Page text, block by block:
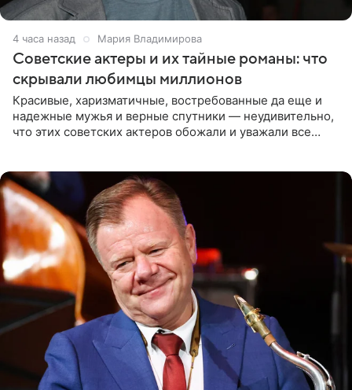
4 часа назад Мария Владимирова
Советские актеры и их тайные романы: что
скрывали любимцы миллионов
Красивые, харизматичные, востребованные да еще и
надежные мужья и верные спутники — неудивительно,
что этих советских актеров обожали и уважали все